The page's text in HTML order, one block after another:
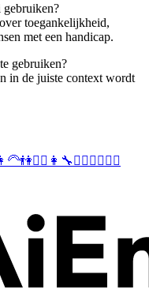
toegankelijkheid,
met een handicap.
gebruiken?
in de juiste context wordt
👫🤵‍♀️ 👩‍🔧 🧎‍♀️ 🤸‍♂️ 💇‍♀️